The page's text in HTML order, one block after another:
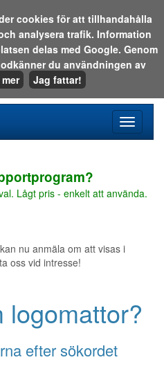
meny
Lågt pris - enkelt att använda.
nu anmäla om att visas i
oss vid intresse!
logomattor?
efter sökordet
cookies för att tillhandahålla
analysera trafik. Information
delas med Google. Genom
du användningen av
Jag fattar!